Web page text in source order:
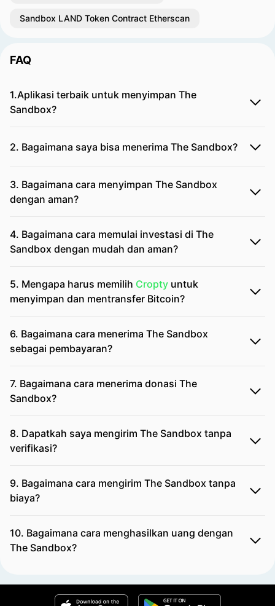
Sandbox LAND Token Contract Etherscan
FAQ
1.Aplikasi terbaik untuk menyimpan The
Sandbox?
2. Bagaimana saya bisa menerima The Sandbox?
3. Bagaimana cara menyimpan The Sandbox
dengan aman?
4. Bagaimana cara memulai investasi di The
Sandbox dengan mudah dan aman?
5. Mengapa harus memilih Cropty untuk
menyimpan dan mentransfer Bitcoin?
6. Bagaimana cara menerima The Sandbox
sebagai pembayaran?
7. Bagaimana cara menerima donasi The
Sandbox?
8. Dapatkah saya mengirim The Sandbox tanpa
verifikasi?
9. Bagaimana cara mengirim The Sandbox tanpa
biaya?
10. Bagaimana cara menghasilkan uang dengan
The Sandbox?